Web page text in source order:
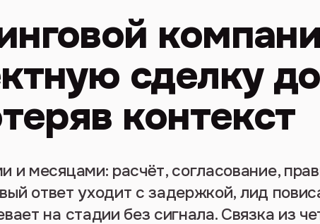
сделку до
контекст
и месяцами: расчёт, согласование,
ответ уходит с задержкой, лид
на стадии без сигнала. Связка из